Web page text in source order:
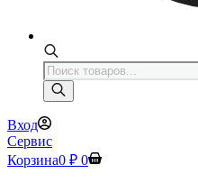
Поиск
товаров
Вход
Сервис
Корзина0 ₽ 0